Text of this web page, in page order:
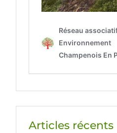
Articles récents